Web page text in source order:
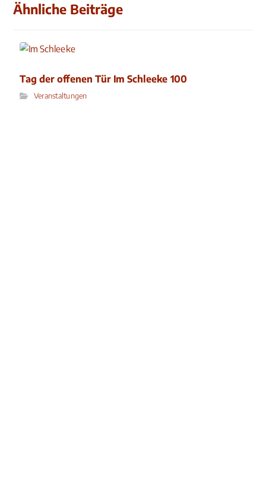
Ähnliche Beiträge
Tag der offenen Tür Im Schleeke 100
Veranstaltungen